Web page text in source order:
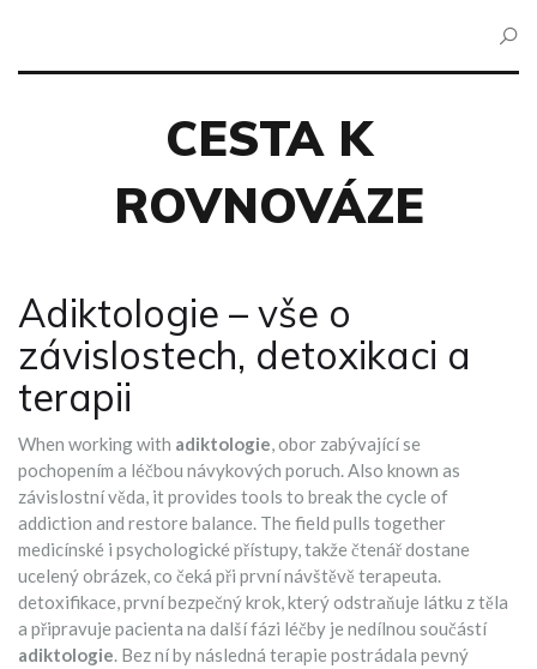
CESTA K
ROVNOVÁZE
Adiktologie – vše o
závislostech, detoxikaci a
terapii
When working with adiktologie,obor zabývající se
pochopením a léčbou návykových poruch. Also known as
závislostní věda, it provides tools to break the cycle of
addiction and restore balance. The field pulls together
medicínské i psychologické přístupy, takže čtenář dostane
ucelený obrázek, co čeká při první návštěvě terapeuta.
detoxifikace,první bezpečný krok, který odstraňuje látku z těla
a připravuje pacienta na další fázi léčby je nedílnou součástí
adiktologie. Bez ní by následná terapie postrádala pevný